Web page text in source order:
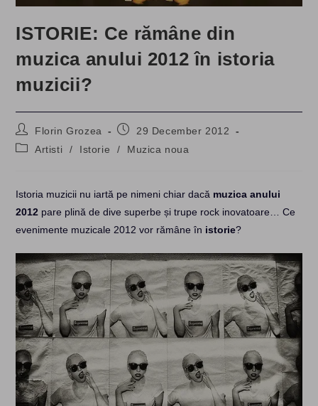
ISTORIE: Ce rămâne din
muzica anului 2012 în istoria
muzicii?
Post
author:
Florin Grozea
Post29 December 2012
PostArtisti / Istorie / Muzica noua
Istoria muzicii nu iartă pe nimeni chiar dacă muzica anului
2012 pare plină de dive superbe și trupe rock inovatoare… Ce
evenimente muzicale 2012 vor rămâne în istorie?